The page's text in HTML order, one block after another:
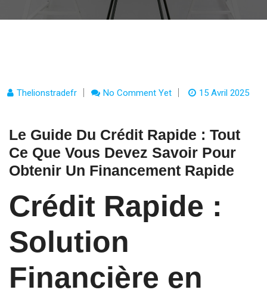
Thelionstradefr No Comment Yet 15 Avril 2025
Le Guide Du Crédit Rapide : Tout
Ce Que Vous Devez Savoir Pour
Obtenir Un Financement Rapide
Crédit Rapide :
Solution
Financière en